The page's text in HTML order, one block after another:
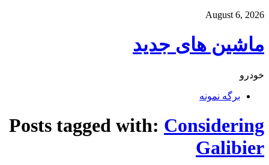
August 6, 2026
ماشین های جدید
خودرو
برگه نمونه
Posts tagged with: Considering
Galibier